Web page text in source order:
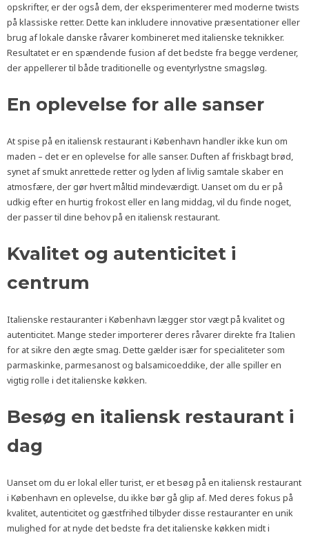
opskrifter, er der også dem, der eksperimenterer med moderne twists
på klassiske retter. Dette kan inkludere innovative præsentationer eller
brug af lokale danske råvarer kombineret med italienske teknikker.
Resultatet er en spændende fusion af det bedste fra begge verdener,
der appellerer til både traditionelle og eventyrlystne smagsløg.
En oplevelse for alle sanser
At spise på en italiensk restaurant i København handler ikke kun om
maden – det er en oplevelse for alle sanser. Duften af friskbagt brød,
synet af smukt anrettede retter og lyden af livlig samtale skaber en
atmosfære, der gør hvert måltid mindeværdigt. Uanset om du er på
udkig efter en hurtig frokost eller en lang middag, vil du finde noget,
der passer til dine behov på en italiensk restaurant.
Kvalitet og autenticitet i
centrum
Italienske restauranter i København lægger stor vægt på kvalitet og
autenticitet. Mange steder importerer deres råvarer direkte fra Italien
for at sikre den ægte smag. Dette gælder især for specialiteter som
parmaskinke, parmesanost og balsamicoeddike, der alle spiller en
vigtig rolle i det italienske køkken.
Besøg en italiensk restaurant i
dag
Uanset om du er lokal eller turist, er et besøg på en italiensk restaurant
i København en oplevelse, du ikke bør gå glip af. Med deres fokus på
kvalitet, autenticitet og gæstfrihed tilbyder disse restauranter en unik
mulighed for at nyde det bedste fra det italienske køkken midt i